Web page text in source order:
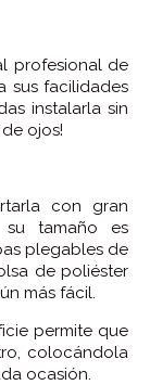
profesional de
sus facilidades
instalarla sin
ojos!
con gran
tamaño es
plegables de
de poliéster
más fácil.
permite que
colocándola
ocasión.